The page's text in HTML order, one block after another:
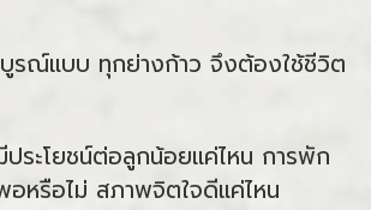
รณ์แบบ ทุกย่างก้าว จึงต้องใช้ชีวิต
ประโยชน์ต่อลูกน้อยแค่ไหน การพัก
อหรือไม่ สภาพจิตใจดีแค่ไหน